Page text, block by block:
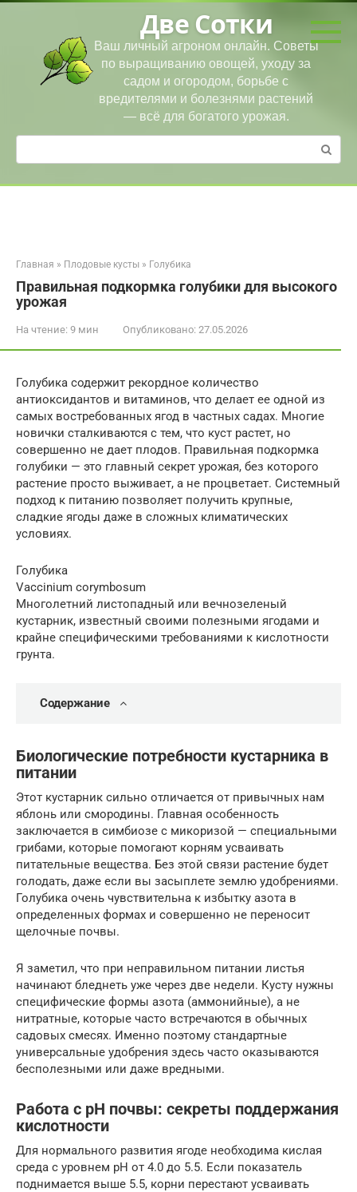
Перейти
Две Сотки
Ваш личный агроном онлайн. Советы
по выращиванию овощей, уходу за
садом и огородом, борьбе с
вредителями и болезнями растений
— всё для богатого урожая.
Поиск:
Главная » Плодовые кусты » Голубика
Правильная подкормка голубики для высокого
урожая
На чтение: 9 мин Опубликовано: 27.05.2026
Голубика содержит рекордное количество
антиоксидантов и витаминов, что делает ее одной из
самых востребованных ягод в частных садах. Многие
новички сталкиваются с тем, что куст растет, но
совершенно не дает плодов. Правильная подкормка
голубики — это главный секрет урожая, без которого
растение просто выживает, а не процветает. Системный
подход к питанию позволяет получить крупные,
сладкие ягоды даже в сложных климатических
условиях.
Голубика
Vaccinium corymbosum
Многолетний листопадный или вечнозеленый
кустарник, известный своими полезными ягодами и
крайне специфическими требованиями к кислотности
грунта.
Содержание
Биологические потребности кустарника в
питании
Этот кустарник сильно отличается от привычных нам
яблонь или смородины. Главная особенность
заключается в симбиозе с микоризой — специальными
грибами, которые помогают корням усваивать
питательные вещества. Без этой связи растение будет
голодать, даже если вы засыплете землю удобрениями.
Голубика очень чувствительна к избытку азота в
определенных формах и совершенно не переносит
щелочные почвы.
Я заметил, что при неправильном питании листья
начинают бледнеть уже через две недели. Кусту нужны
специфические формы азота (аммонийные), а не
нитратные, которые часто встречаются в обычных
садовых смесях. Именно поэтому стандартные
универсальные удобрения здесь часто оказываются
бесполезными или даже вредными.
Работа с pH почвы: секреты поддержания
кислотности
Для нормального развития ягоде необходима кислая
среда с уровнем pH от 4.0 до 5.5. Если показатель
поднимается выше 5.5, корни перестают усваивать